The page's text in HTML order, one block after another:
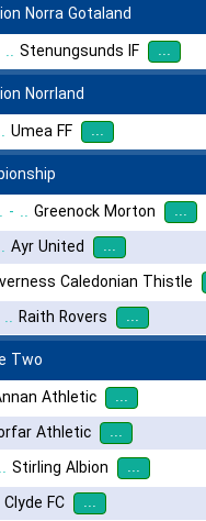
Norra Gotaland
.. Stenungsunds IF ...
Norrland
Umea FF ...
- .. Greenock Morton ...
Ayr United ...
Caledonian Thistle
.. Raith Rovers ...
Two
Athletic ...
Athletic ...
.. Stirling Albion ...
Clyde FC ...